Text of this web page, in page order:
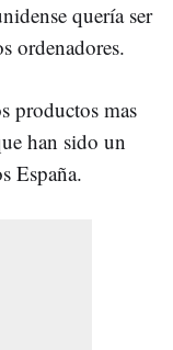
quería ser
ordenadores.
productos mas
han sido un
España.